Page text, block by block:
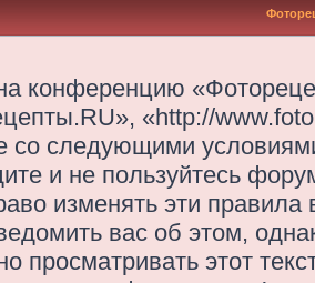
конференцию
«http://
со следующими
и не пользуйтесь
изменять эти
вас об этом,
просматривать этот